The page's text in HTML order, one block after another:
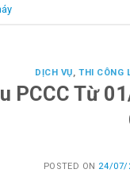
DỊCH VỤ,THI CÔNG
PCCC Từ
POSTED ON 24/07/